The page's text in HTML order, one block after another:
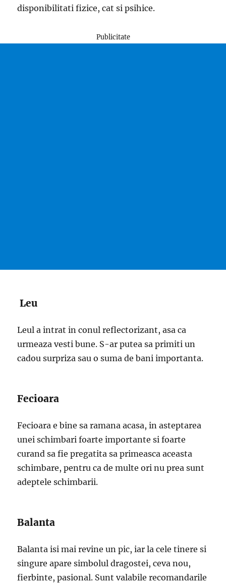
disponibilitati fizice, cat si psihice.
Publicitate
Leu
Leul a intrat in conul reflectorizant, asa ca
urmeaza vesti bune. S-ar putea sa primiti un
cadou surpriza sau o suma de bani importanta.
Fecioara
Fecioara e bine sa ramana acasa, in asteptarea
unei schimbari foarte importante si foarte
curand sa fie pregatita sa primeasca aceasta
schimbare, pentru ca de multe ori nu prea sunt
adeptele schimbarii.
Balanta
Balanta isi mai revine un pic, iar la cele tinere si
singure apare simbolul dragostei, ceva nou,
fierbinte, pasional. Sunt valabile recomandarile